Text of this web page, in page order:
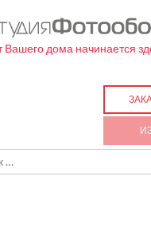
Вашего дома начинается